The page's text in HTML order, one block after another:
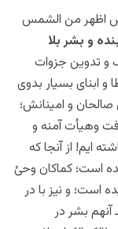
اظهر من الشمس
و بشر بلا
و تدوین جزوات
الخطا و ابنای بسیار بدوی
و امینانش؛
وهیأت آمنه و
ایم! از آنجا که
است؛ کماکان وحئ
است؛ و نیز با در
آنهم بشر در